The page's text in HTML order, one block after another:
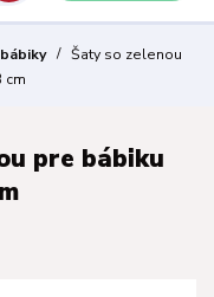
Šaty so zelenou
cm
pre bábiku